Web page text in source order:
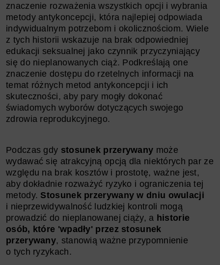
znaczenie rozważenia wszystkich opcji i wybrania
metody antykoncepcji, która najlepiej odpowiada
indywidualnym potrzebom i okolicznościom. Wiele
z tych historii wskazuje na brak odpowiedniej
edukacji seksualnej jako czynnik przyczyniający
się do nieplanowanych ciąż. Podkreślają one
znaczenie dostępu do rzetelnych informacji na
temat różnych metod antykoncepcji i ich
skuteczności, aby pary mogły dokonać
świadomych wyborów dotyczących swojego
zdrowia reprodukcyjnego.
Podczas gdy stosunek przerywany może
wydawać się atrakcyjną opcją dla niektórych par ze
względu na brak kosztów i prostotę, ważne jest,
aby dokładnie rozważyć ryzyko i ograniczenia tej
metody. Stosunek przerywany w dniu owulacji
i nieprzewidywalność ludzkiej kontroli mogą
prowadzić do nieplanowanej ciąży, a historie
osób, które 'wpadły' przez stosunek
przerywany, stanowią ważne przypomnienie
o tych ryzykach.